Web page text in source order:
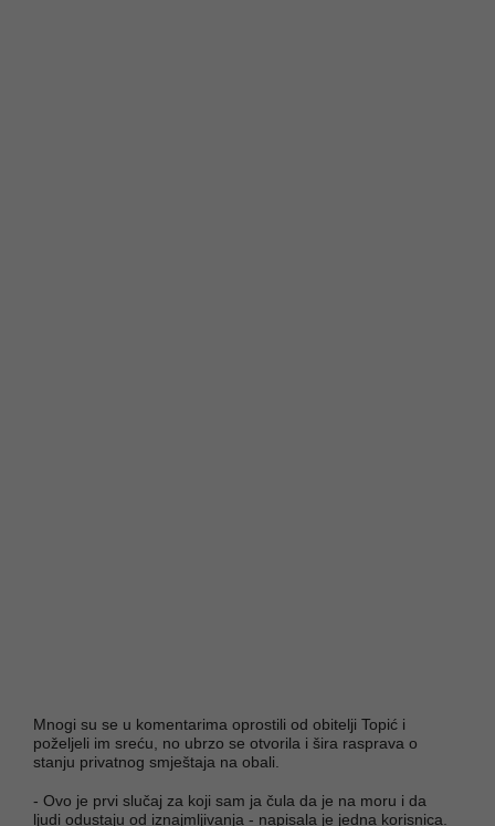
Mnogi su se u komentarima oprostili od obitelji Topić i
poželjeli im sreću, no ubrzo se otvorila i šira rasprava o
stanju privatnog smještaja na obali.
- Ovo je prvi slučaj za koji sam ja čula da je na moru i da
ljudi odustaju od iznajmljivanja - napisala je jedna korisnica.